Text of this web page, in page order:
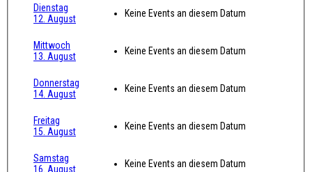
Dienstag
12. August
Keine Events an diesem Datum
Mittwoch
13. August
Keine Events an diesem Datum
Donnerstag
14. August
Keine Events an diesem Datum
Freitag
15. August
Keine Events an diesem Datum
Samstag
16. August
Keine Events an diesem Datum